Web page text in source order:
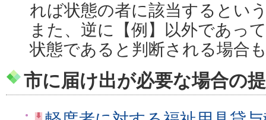
れば状態の者に該当するとい
また、逆に【例】以外であっ
状態であると判断される場合
市に届け出が必要な場合の